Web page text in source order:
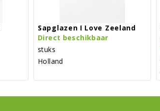
Sapglazen I Love Zeeland
Direct beschikbaar
stuks
Holland